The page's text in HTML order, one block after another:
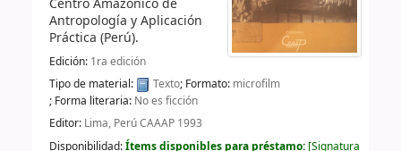
Antropología y Aplicación
Práctica (Perú).
Edición: 1ra edición
Tipo de material:
Texto; Formato: microfilm
; Forma literaria: No es ficción
Editor: Lima, Perú CAAAP 1993
Disponibilidad:Ítems disponibles para préstamo: Signatura